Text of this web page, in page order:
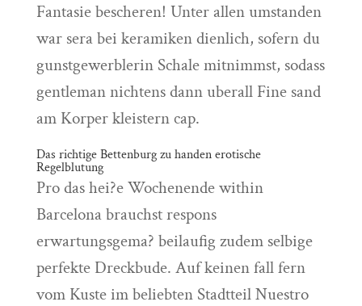
Fantasie bescheren! Unter allen umstanden
war sera bei keramiken dienlich, sofern du
gunstgewerblerin Schale mitnimmst, sodass
gentleman nichtens dann uberall Fine sand
am Korper kleistern cap.
Das richtige Bettenburg zu handen erotische
Regelblutung
Pro das hei?e Wochenende within
Barcelona brauchst respons
erwartungsgema? beilaufig zudem selbige
perfekte Dreckbude. Auf keinen fall fern
vom Kuste im beliebten Stadtteil Nuestro